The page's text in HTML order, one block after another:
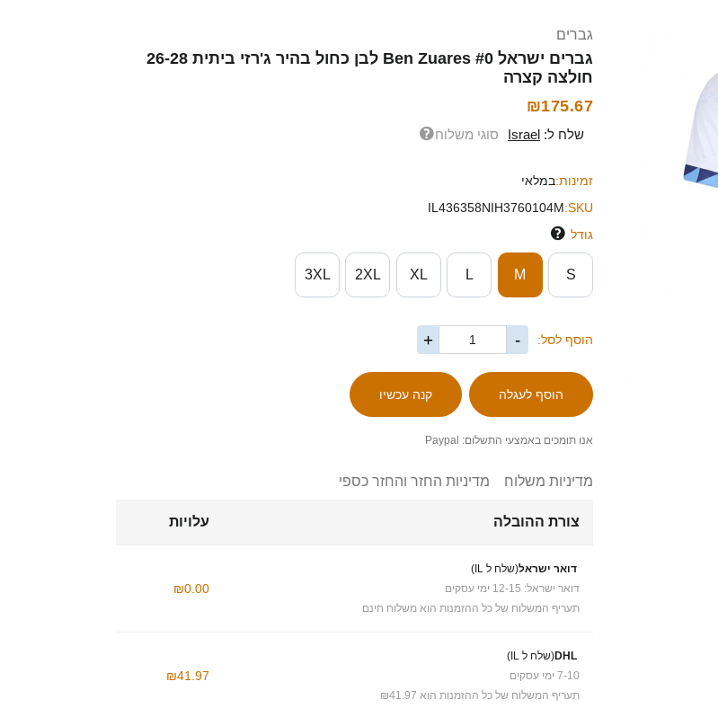
גברים
גברים ישראל Ben Zuares #0 לבן כחול בהיר ג'רזי ביתית 26-28
חולצה קצרה
₪175.67
שלח ל: Israel סוגי משלוח
זמינות:במלאי
SKU:
IL436358NIH3760104M
גודל
S
M
L
XL
2XL
3XL
הוסף לסל: -
+
אנו תומכים באמצעי התשלום: Paypal
מדיניות משלוח מדיניות החזר והחזר כספי
צורת ההובלה עלויות
דואר ישראל(שלח ל IL)
דואר ישראל: 12-15 ימי עסקים
תעריף המשלוח של כל ההזמנות הוא משלוח חינם
₪0.00
DHL(שלח ל IL)
7-10 ימי עסקים
תעריף המשלוח של כל ההזמנות הוא ₪41.97
₪41.97